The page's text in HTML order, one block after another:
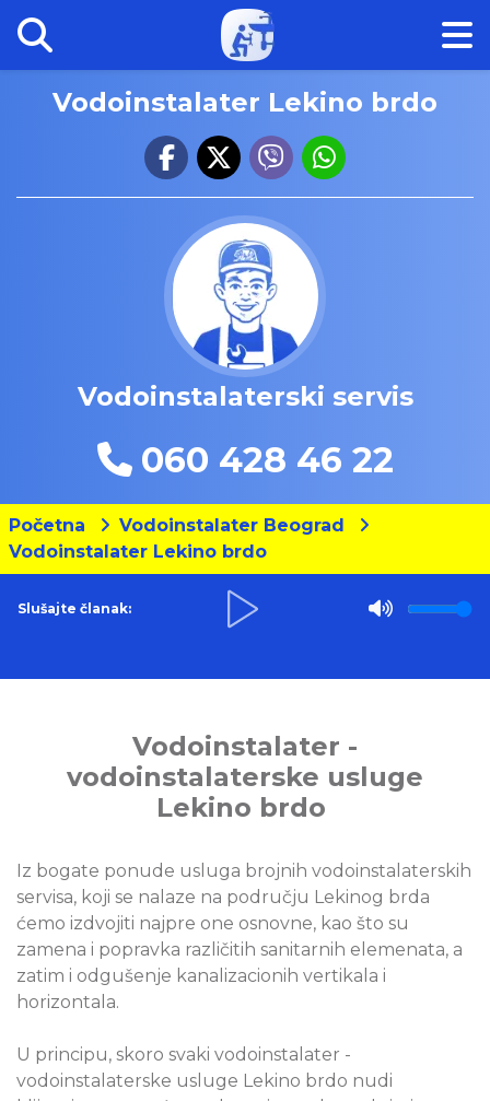
Vodoinstalater Lekino brdo
Vodoinstalaterski servis
060 428 46 22
Početna
Vodoinstalater Beograd
Vodoinstalater Lekino brdo
Slušajte članak:
Vodoinstalater -
vodoinstalaterske usluge
Lekino brdo
Iz bogate ponude usluga brojnih vodoinstalaterskih
servisa, koji se nalaze na području Lekinog brda
ćemo izdvojiti najpre one osnovne, kao što su
zamena i popravka različitih sanitarnih elemenata, a
zatim i odgušenje kanalizacionih vertikala i
horizontala.
U principu, skoro svaki vodoinstalater -
vodoinstalaterske usluge Lekino brdo nudi